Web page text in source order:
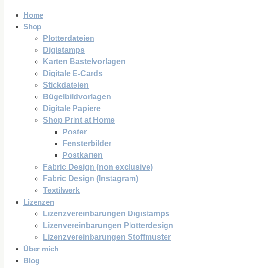
Home
Shop
Plotterdateien
Digistamps
Karten Bastelvorlagen
Digitale E-Cards
Stickdateien
Bügelbildvorlagen
Digitale Papiere
Shop Print at Home
Poster
Fensterbilder
Postkarten
Fabric Design (non exclusive)
Fabric Design (Instagram)
Textilwerk
Lizenzen
Lizenzvereinbarungen Digistamps
Lizenvereinbarungen Plotterdesign
Lizenzvereinbarungen Stoffmuster
Über mich
Blog